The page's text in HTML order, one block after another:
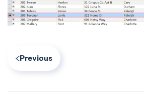
Previous